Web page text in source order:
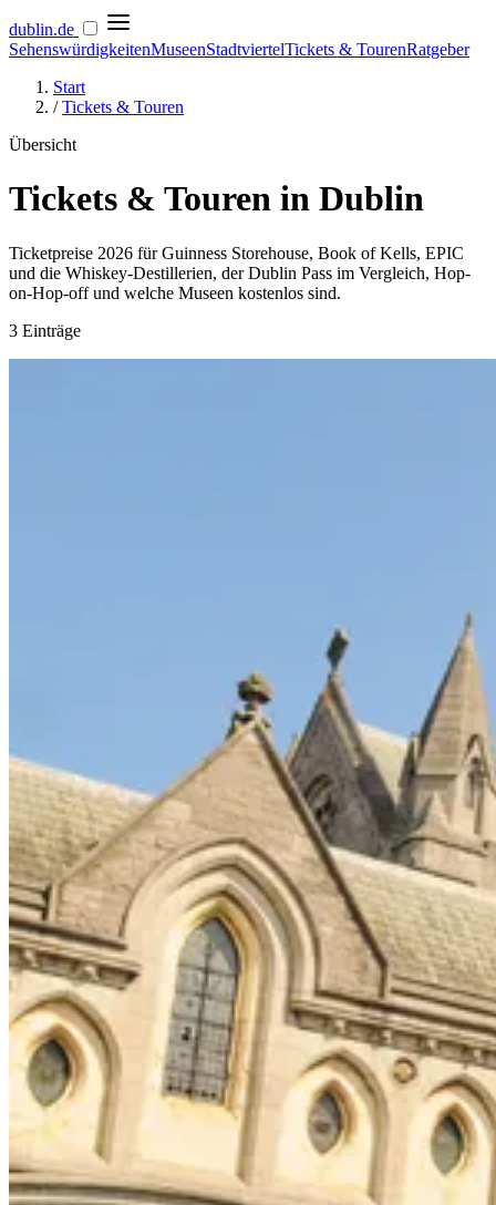
dublin.de
SehenswürdigkeitenMuseenStadtviertelTickets & TourenRatgeber
Start
/ Tickets & Touren
Übersicht
Tickets & Touren in Dublin
Ticketpreise 2026 für Guinness Storehouse, Book of Kells, EPIC
und die Whiskey-Destillerien, der Dublin Pass im Vergleich, Hop-
on-Hop-off und welche Museen kostenlos sind.
3 Einträge